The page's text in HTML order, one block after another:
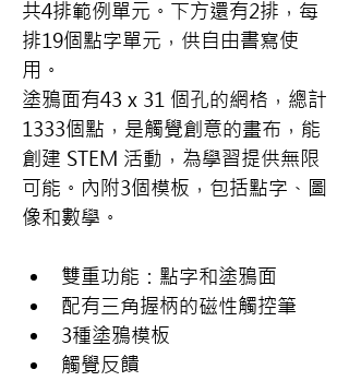
共4排範例單元。下方還有2排，每
排19個點字單元，供自由書寫使
用。
塗鴉面有43 x 31 個孔的網格，總計
1333個點，是觸覺創意的畫布，能
創建 STEM 活動，為學習提供無限
可能。內附3個模板，包括點字、圖
像和數學。
雙重功能：點字和塗鴉面
配有三角握柄的磁性觸控筆
3種塗鴉模板
觸覺反饋